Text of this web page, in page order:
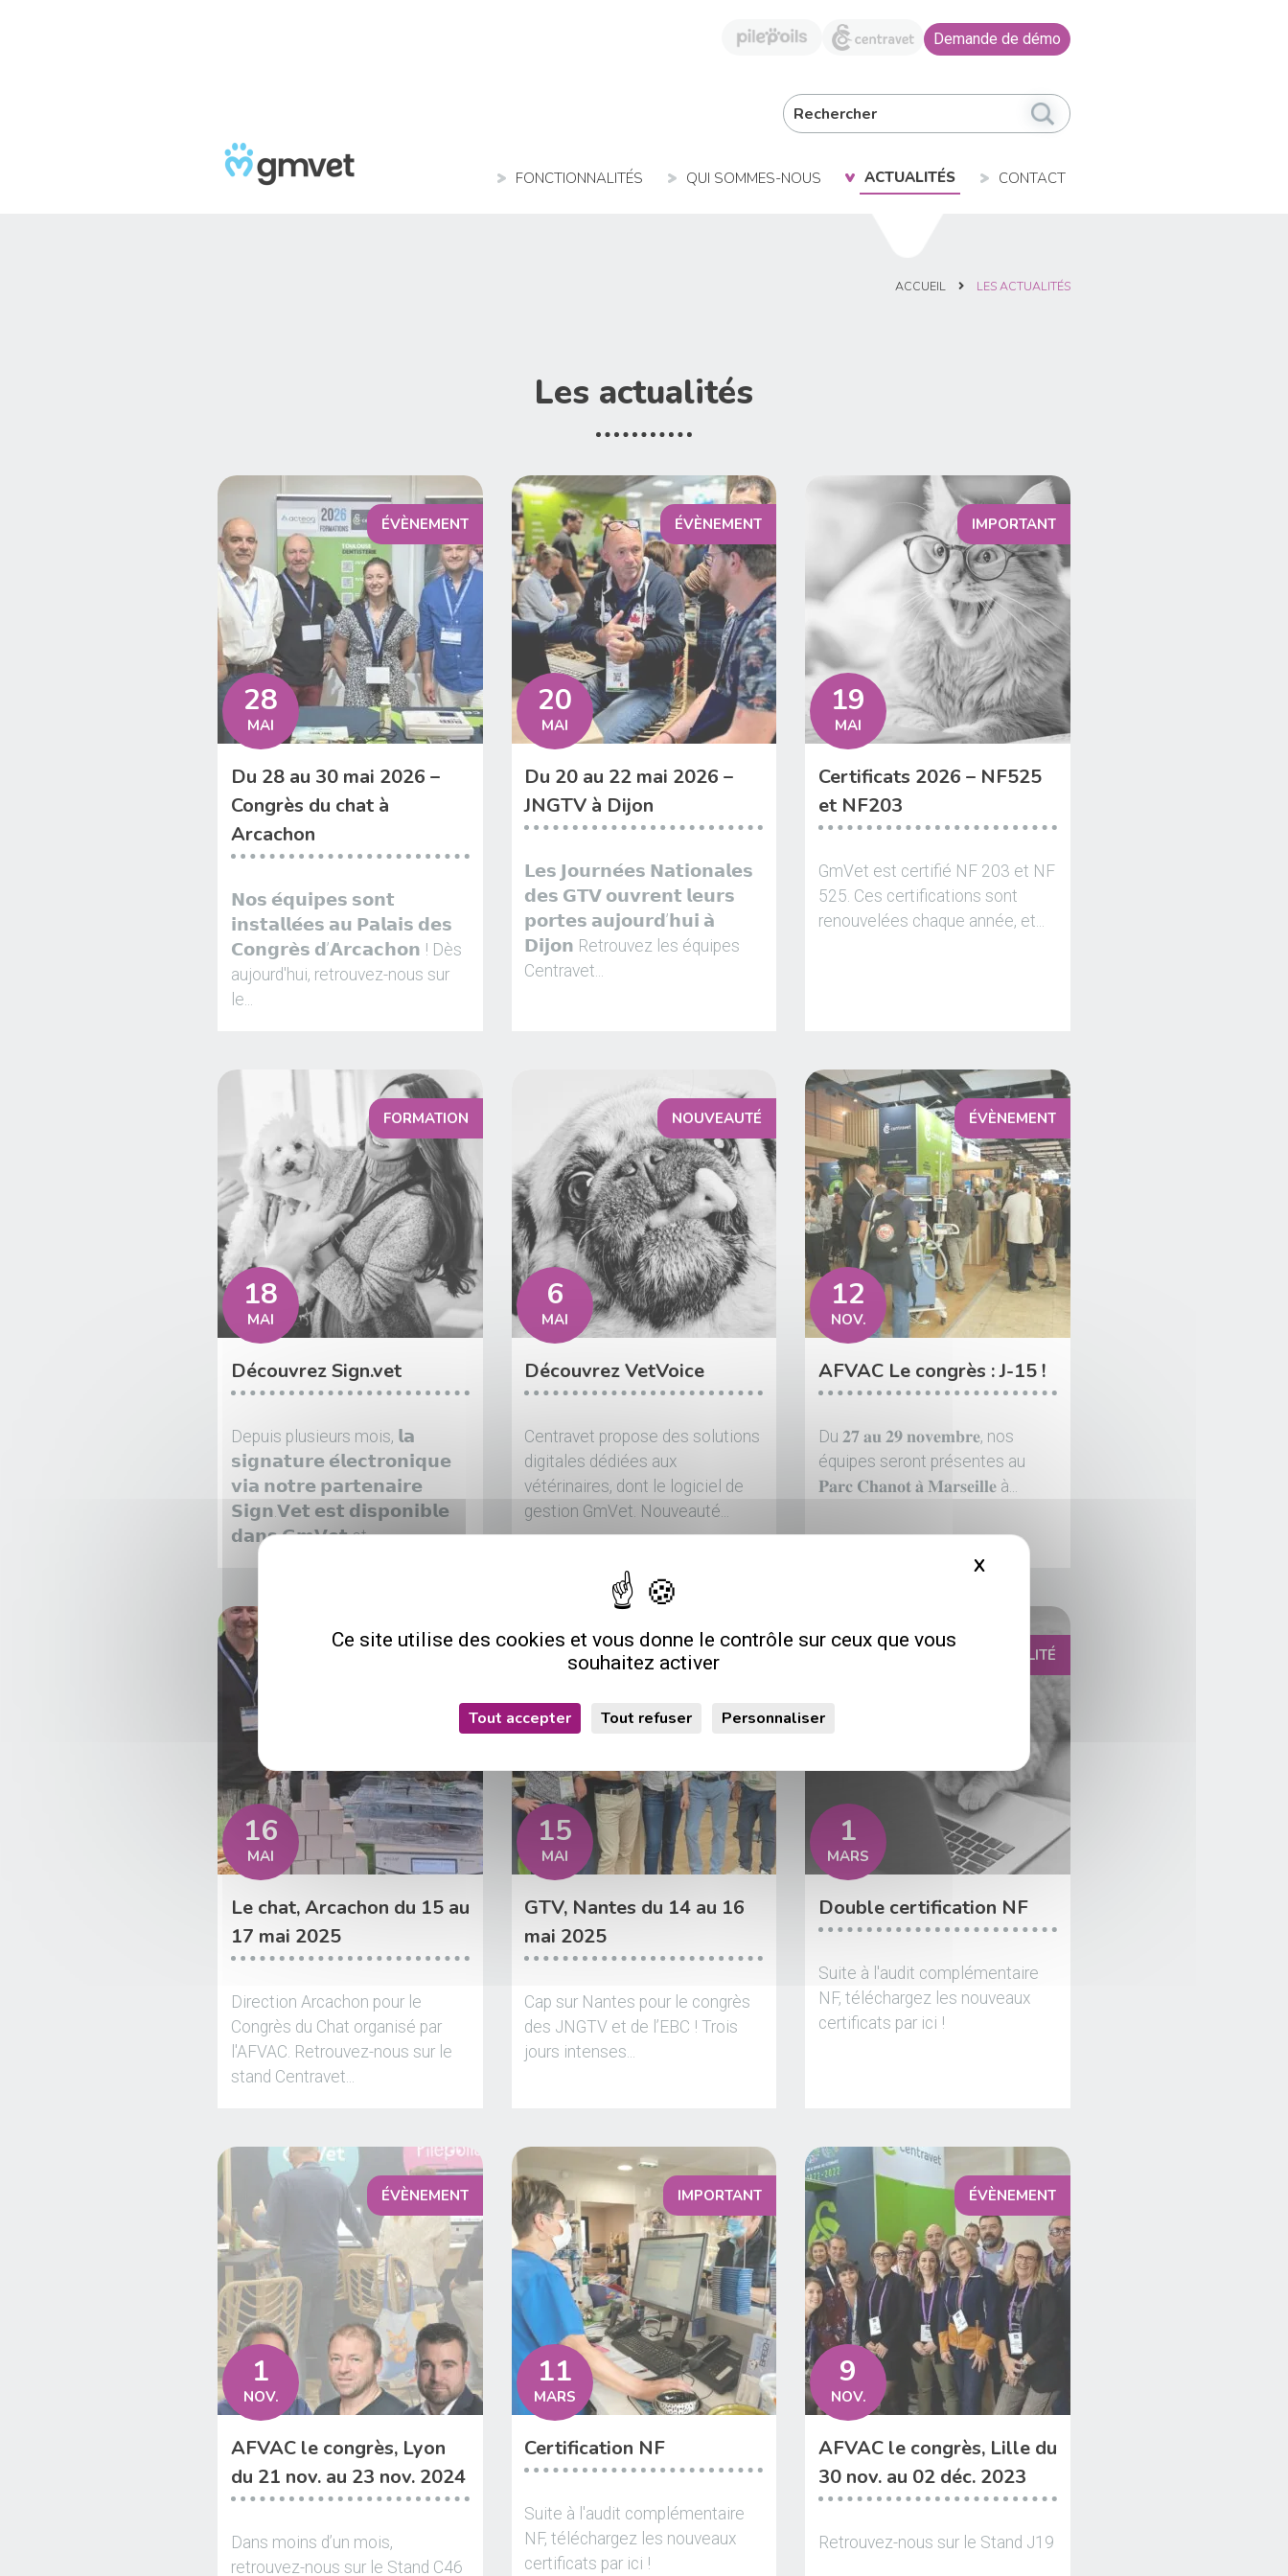
Ce site utilise des cookies et vous donne le contrôle sur ceux que vous
souhaitez activer
Tout accepter Tout refuser Personnaliser
X
Demande de démo
FONCTIONNALITÉS QUI SOMMES-NOUS ACTUALITÉS CONTACT
ACCUEIL LES ACTUALITÉS
Les actualités
ÉVÈNEMENT
28
MAI
Du 28 au 30 mai 2026 –
Congrès du chat à
Arcachon
𝗡𝗼𝘀 𝗲́𝗾𝘂𝗶𝗽𝗲𝘀 𝘀𝗼𝗻𝘁
𝗶𝗻𝘀𝘁𝗮𝗹𝗹𝗲́𝗲𝘀 𝗮𝘂 𝗣𝗮𝗹𝗮𝗶𝘀 𝗱𝗲𝘀
𝗖𝗼𝗻𝗴𝗿𝗲̀𝘀 𝗱’𝗔𝗿𝗰𝗮𝗰𝗵𝗼𝗻 ! Dès
aujourd'hui, retrouvez-nous sur
le...
ÉVÈNEMENT
20
MAI
Du 20 au 22 mai 2026 –
JNGTV à Dijon
𝗟𝗲𝘀 𝗝𝗼𝘂𝗿𝗻𝗲́𝗲𝘀 𝗡𝗮𝘁𝗶𝗼𝗻𝗮𝗹𝗲𝘀
𝗱𝗲𝘀 𝗚𝗧𝗩 𝗼𝘂𝘃𝗿𝗲𝗻𝘁 𝗹𝗲𝘂𝗿𝘀
𝗽𝗼𝗿𝘁𝗲𝘀 𝗮𝘂𝗷𝗼𝘂𝗿𝗱’𝗵𝘂𝗶 𝗮̀
𝗗𝗶𝗷𝗼𝗻 Retrouvez les équipes
Centravet...
IMPORTANT
19
MAI
Certificats 2026 – NF525
et NF203
GmVet est certifié NF 203 et NF
525. Ces certifications sont
renouvelées chaque année, et...
FORMATION
18
MAI
Découvrez Sign.vet
Depuis plusieurs mois, 𝗹𝗮
𝘀𝗶𝗴𝗻𝗮𝘁𝘂𝗿𝗲 𝗲́𝗹𝗲𝗰𝘁𝗿𝗼𝗻𝗶𝗾𝘂𝗲
𝘃𝗶𝗮 𝗻𝗼𝘁𝗿𝗲 𝗽𝗮𝗿𝘁𝗲𝗻𝗮𝗶𝗿𝗲
𝗦𝗶𝗴𝗻.𝗩𝗲𝘁 𝗲𝘀𝘁 𝗱𝗶𝘀𝗽𝗼𝗻𝗶𝗯𝗹𝗲
𝗱𝗮𝗻𝘀 𝗚𝗺𝗩𝗲𝘁 et...
NOUVEAUTÉ
6
MAI
Découvrez VetVoice
Centravet propose des solutions
digitales dédiées aux
vétérinaires, dont le logiciel de
gestion GmVet. Nouveauté...
ÉVÈNEMENT
12
NOV.
AFVAC Le congrès : J-15 !
Du 𝟐𝟕 𝐚𝐮 𝟐𝟗 𝐧𝐨𝐯𝐞𝐦𝐛𝐫𝐞, nos
équipes seront présentes au
𝐏𝐚𝐫𝐜 𝐂𝐡𝐚𝐧𝐨𝐭 𝐚̀ 𝐌𝐚𝐫𝐬𝐞𝐢𝐥𝐥𝐞 à...
16
MAI
Le chat, Arcachon du 15 au
17 mai 2025
Direction Arcachon pour le
Congrès du Chat organisé par
l'AFVAC. Retrouvez-nous sur le
stand Centravet...
ÉVÈNEMENT
15
MAI
GTV, Nantes du 14 au 16
mai 2025
Cap sur Nantes pour le congrès
des JNGTV et de l’EBC ! Trois
jours intenses...
ACTUALITÉ
1
MARS
Double certification NF
Suite à l'audit complémentaire
NF, téléchargez les nouveaux
certificats par ici !
ÉVÈNEMENT
1
NOV.
AFVAC le congrès, Lyon
du 21 nov. au 23 nov. 2024
Dans moins d’un mois,
retrouvez-nous sur le Stand C46
IMPORTANT
11
MARS
Certification NF
Suite à l'audit complémentaire
NF, téléchargez les nouveaux
certificats par ici !
ÉVÈNEMENT
9
NOV.
AFVAC le congrès, Lille du
30 nov. au 02 déc. 2023
Retrouvez-nous sur le Stand J19